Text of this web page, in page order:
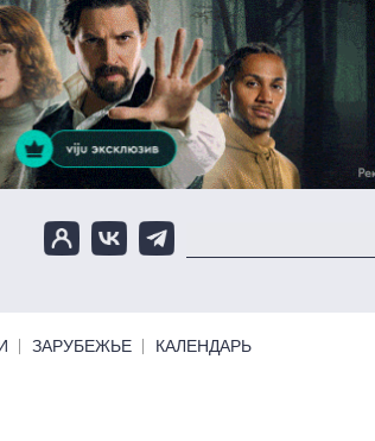
ЗАРУБЕЖЬЕ КАЛЕНДАРЬ